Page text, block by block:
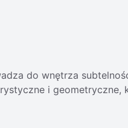
do wnętrza
i